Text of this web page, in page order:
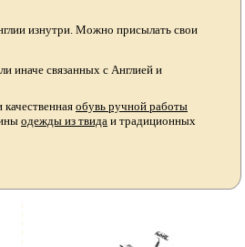
изнутри. Можно присылать свои
иначе связанных с Англией и
качественная обувь ручной работы
одежды из твида и традиционных